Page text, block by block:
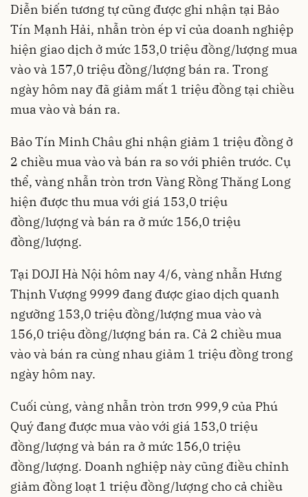
Diễn biến tương tự cũng được ghi nhận tại Bảo
Tín Mạnh Hải, nhẫn tròn ép vỉ của doanh nghiệp
hiện giao dịch ở mức 153,0 triệu đồng/lượng mua
vào và 157,0 triệu đồng/lượng bán ra. Trong
ngày hôm nay đã giảm mất 1 triệu đồng tại chiều
mua vào và bán ra.
Bảo Tín Minh Châu ghi nhận giảm 1 triệu đồng ở
2 chiều mua vào và bán ra so với phiên trước. Cụ
thể, vàng nhẫn tròn trơn Vàng Rồng Thăng Long
hiện được thu mua với giá 153,0 triệu
đồng/lượng và bán ra ở mức 156,0 triệu
đồng/lượng.
Tại DOJI Hà Nội hôm nay 4/6, vàng nhẫn Hưng
Thịnh Vượng 9999 đang được giao dịch quanh
ngưỡng 153,0 triệu đồng/lượng mua vào và
156,0 triệu đồng/lượng bán ra. Cả 2 chiều mua
vào và bán ra cùng nhau giảm 1 triệu đồng trong
ngày hôm nay.
Cuối cùng, vàng nhẫn tròn trơn 999,9 của Phú
Quý đang được mua vào với giá 153,0 triệu
đồng/lượng và bán ra ở mức 156,0 triệu
đồng/lượng. Doanh nghiệp này cũng điều chỉnh
giảm đồng loạt 1 triệu đồng/lượng cho cả chiều